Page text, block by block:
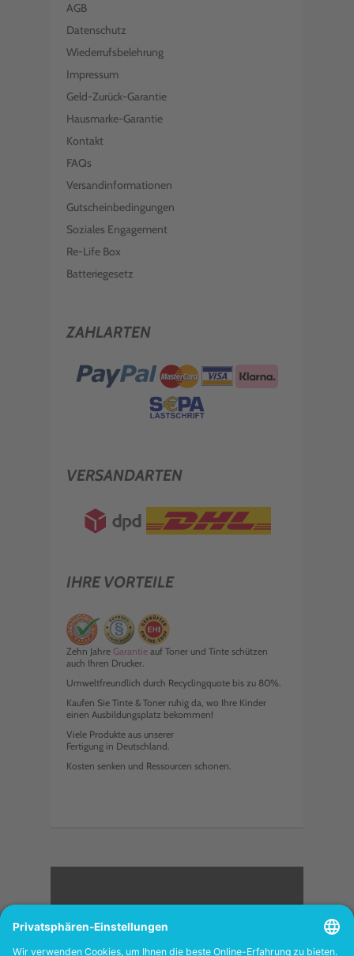
AGB
Datenschutz
Wiederrufsbelehrung
Impressum
Geld-Zurück-Garantie
Hausmarke-Garantie
Kontakt
FAQs
Versandinformationen
Gutscheinbedingungen
Soziales Engagement
Re-Life Box
Batteriegesetz
ZAHLARTEN
VERSANDARTEN
IHRE VORTEILE
Zehn Jahre Garantie auf Toner und Tinte schützen
auch Ihren Drucker.
Umweltfreundlich durch Recyclingquote bis zu 80%.
Kaufen Sie Tinte & Toner ruhig da, wo Ihre Kinder
einen Ausbildungsplatz bekommen!
Viele Produkte aus unserer
Fertigung in Deutschland.
Kosten senken und Ressourcen schonen.
<